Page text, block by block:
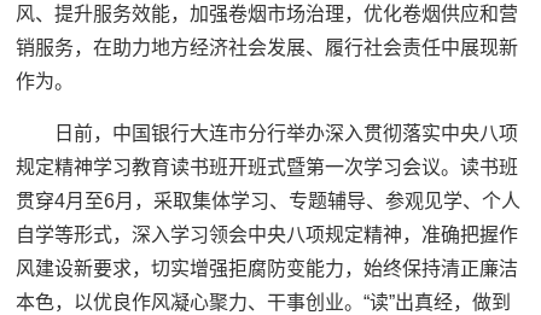
风、提升服务效能，加强卷烟市场治理，优化卷烟供应和营
销服务，在助力地方经济社会发展、履行社会责任中展现新
作为。
日前，中国银行大连市分行举办深入贯彻落实中央八项
规定精神学习教育读书班开班式暨第一次学习会议。读书班
贯穿4月至6月，采取集体学习、专题辅导、参观见学、个人
自学等形式，深入学习领会中央八项规定精神，准确把握作
风建设新要求，切实增强拒腐防变能力，始终保持清正廉洁
本色，以优良作风凝心聚力、干事创业。“读”出真经，做到